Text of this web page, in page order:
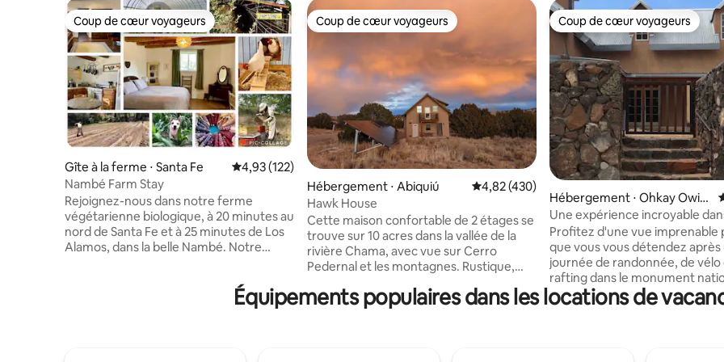
Coup de cœur voyageurs
Coup de cœur voyageurs
Gîte à la ferme ⋅ Santa Fe Évaluation moyenne sur la base de 122 commentaires : 4,93 sur 5
4,93 (122)
Nambé Farm Stay
Rejoignez-nous dans notre ferme
végétarienne biologique, à 20 minutes au
nord de Santa Fe et à 25 minutes de Los
Alamos, dans la belle Nambé. Notre
pour vos chiens, sur notre propriété
agricole de 5 acres. L'espace dispose
Coup de cœur voyageurs
Coup de cœur voyageurs
Hébergement ⋅ Abiquiú Évaluation moyenne sur la base de 430
4,82 (430)
Hawk House
Cette maison confortable de 2 étages se
trouve sur 10 acres dans la vallée de la
rivière Chama, avec vue sur Cerro
Pedernal et les montagnes. Rustique,
de base. Idéale pour l'artiste solo ou le
Coup de cœur voyageurs
Coup de cœur voyageurs
Hébergement ⋅ Ohkay Owin
geh
Une expérience incroyable
du Nouveau-Mexique vous
Profitez d'une vue imprenable
que vous vous détendez après
journée de randonnée, de vélo
rafting dans le monument
Grande del Norte, ou après
journée de ski. Vous
Équipements populaires dans les locations de